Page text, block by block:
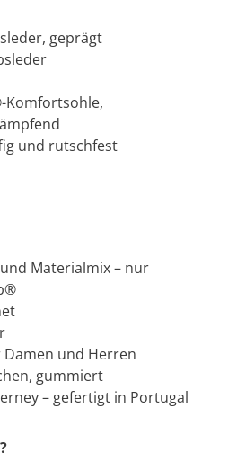
geprägt
Komfortsohle,
und rutschfest
Materialmix – nur
und Herren
gummiert
– gefertigt in Portugal